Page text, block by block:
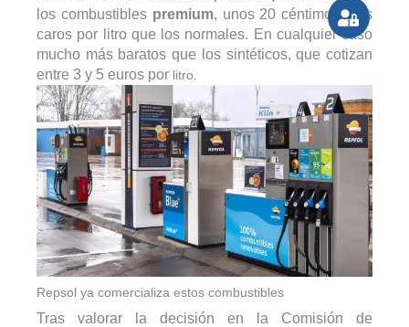
los combustibles premium, unos 20 céntimos más
caros por litro que los normales. En cualquier caso
mucho más baratos que los sintéticos, que cotizan
entre 3 y 5 euros por litro.
Repsol ya comercializa estos combustibles
Tras valorar la decisión en la Comisión de